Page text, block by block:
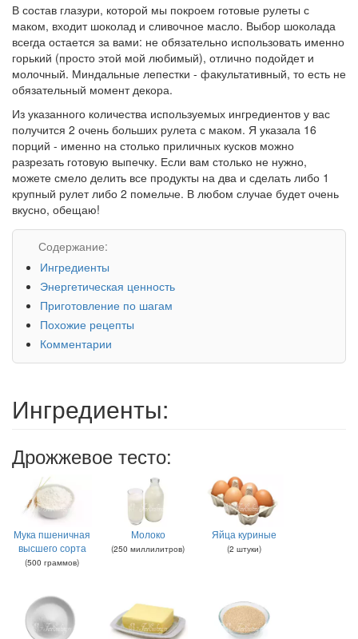
В состав глазури, которой мы покроем готовые рулеты с
маком, входит шоколад и сливочное масло. Выбор шоколада
всегда остается за вами: не обязательно использовать именно
горький (просто этой мой любимый), отлично подойдет и
молочный. Миндальные лепестки - факультативный, то есть не
обязательный момент декора.
Из указанного количества используемых ингредиентов у вас
получится 2 очень больших рулета с маком. Я указала 16
порций - именно на столько приличных кусков можно
разрезать готовую выпечку. Если вам столько не нужно,
можете смело делить все продукты на два и сделать либо 1
крупный рулет либо 2 помельче. В любом случае будет очень
вкусно, обещаю!
Содержание:
Ингредиенты
Энергетическая ценность
Приготовление по шагам
Похожие рецепты
Комментарии
Ингредиенты:
Дрожжевое тесто:
Мука пшеничная
высшего сорта
(500 граммов)
Молоко
(250 миллилитров)
Яйца куриные
(2 штуки)